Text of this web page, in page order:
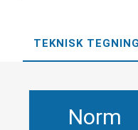
TEKNISK TEGNING
Norm